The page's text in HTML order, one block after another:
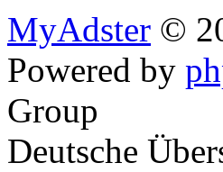
MyAdster ©
Powered by
Group
Deutsche